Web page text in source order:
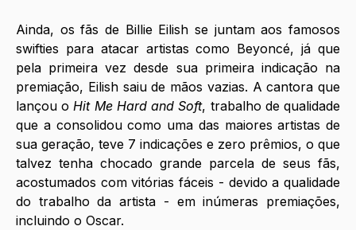
Ainda, os fãs de Billie Eilish se juntam aos famosos
swifties para atacar artistas como Beyoncé, já que
pela primeira vez desde sua primeira indicação na
premiação, Eilish saiu de mãos vazias. A cantora que
lançou o Hit Me Hard and Soft, trabalho de qualidade
que a consolidou como uma das maiores artistas de
sua geração, teve 7 indicações e zero prêmios, o que
talvez tenha chocado grande parcela de seus fãs,
acostumados com vitórias fáceis - devido a qualidade
do trabalho da artista - em inúmeras premiações,
incluindo o Oscar.